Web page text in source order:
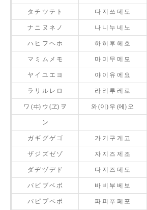
タ チ ツ テ ト 다 지 쓰 데 도
ナ ニ ヌ ネ ノ 나 니 누 네 노
ハ ヒ フ ヘ ホ 하 히 후 헤 호
マ ミ ム メ モ 마 미 무 메 모
ヤ イ ユ エ ヨ 야 이 유 에 요
ラ リ ル レ ロ 라 리 루 레 로
ワ (ヰ) ウ (ヱ) ヲ 와 (이) 우 (에) 오
ン
ガ ギ グ ゲ ゴ 가 기 구 게 고
ザ ジ ズ ゼ ゾ 자 지 즈 제 조
ダ ヂ ヅ デ ド 다 지 즈 데 도
バ ビ ブ ベ ボ 바 비 부 베 보
パ ピ プ ペ ポ 파 피 푸 페 포